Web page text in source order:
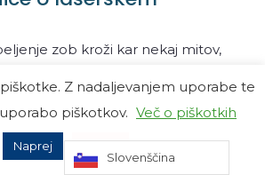
zob kroži kar nekaj mitov,
predstave in
RESNICA
Z nadaljevanjem uporabe te
piškotkov. Več o piškotkih
Naprej
Zavrni
Slovenščina